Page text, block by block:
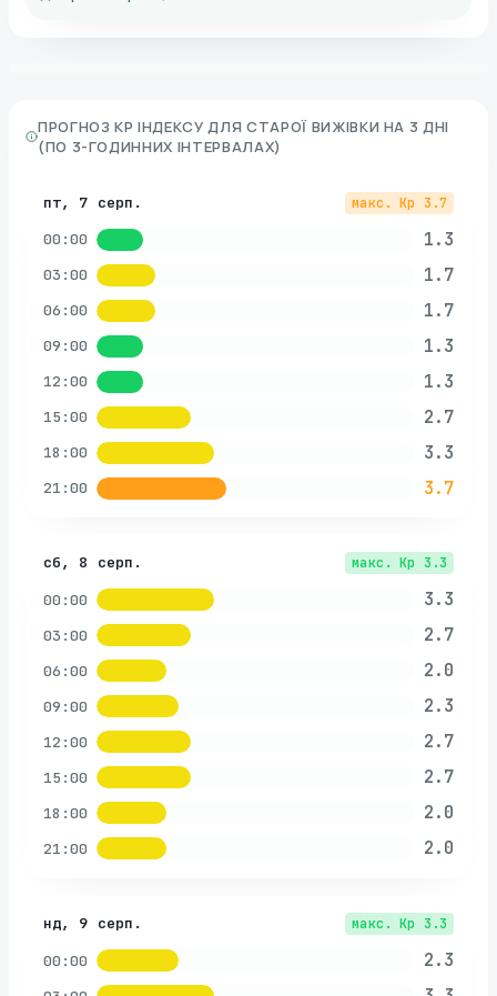
ПРОГНОЗ KP ІНДЕКСУ ДЛЯ СТАРОЇ ВИЖІВКИ НА 3 ДНІ
(ПО 3-ГОДИННИХ ІНТЕРВАЛАХ)
пт, 7 серп. макс. Kp 3.7
00:00 1.3
03:00 1.7
06:00 1.7
09:00 1.3
12:00 1.3
15:00 2.7
18:00 3.3
21:00 3.7
сб, 8 серп. макс. Kp 3.3
00:00 3.3
03:00 2.7
06:00 2.0
09:00 2.3
12:00 2.7
15:00 2.7
18:00 2.0
21:00 2.0
нд, 9 серп. макс. Kp 3.3
00:00 2.3